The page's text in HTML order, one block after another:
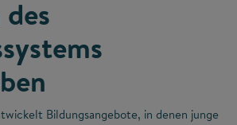
Bildungsangebote, in denen junge